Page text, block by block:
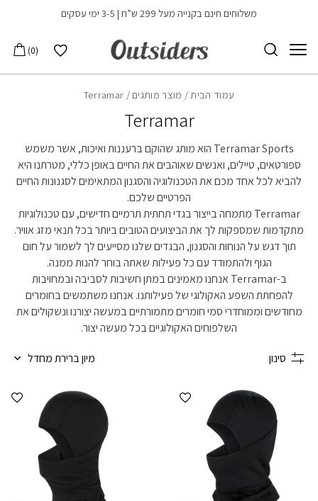
Skip to Contentמשלוחים חינם בקנייה מעל 299 ש”ח | 3-5 ימי עסקים
הרשימה שלי
0
עמוד הבית/ מוצר מותגים / Terramar
Terramar
Terramar Sports הוא מותג שהוקם ברעננות ואיכות, אשר משמש
ספורטאים, טיילים, ואנשים שאוהבים את החיים באופן כללי, מטרתנו היא
להביא לכל אחד מכם את הטכנולוגיה והסגנון המתאימים לסגנונות החיים
הפרטיים שלכם.
Terramar מתמחה בייצור בגדי תחתית תרמיים חדישים, עם טכנולוגיות
מתקדמות שמספקות לך את הביצועים הטובים ביותר בכל תנאי מזג אוויר.
תוך דגש על הנוחות והסגנון, הבגדים שלנו מסייעים לך לשמור על חום
הגוף ולהתמודד עם כל פעילות שאתה בוחר להנות ממנה.
ב-Terramar אנחנו מאמינים במתן חשיבות לסביבה ובמחויבות
להפחתת השפע האקולוגי של פעילותנו. אנחנו משתמשים בחומרים
מחודשים וממוחדרי סמי חומרים מתמורתיים במעשה יצורנו ונשקולים את
השלפוחים האקולוגיים בכל מעשה יצור.
סינון מיון ברירת מחדל
הוספה למועדפים